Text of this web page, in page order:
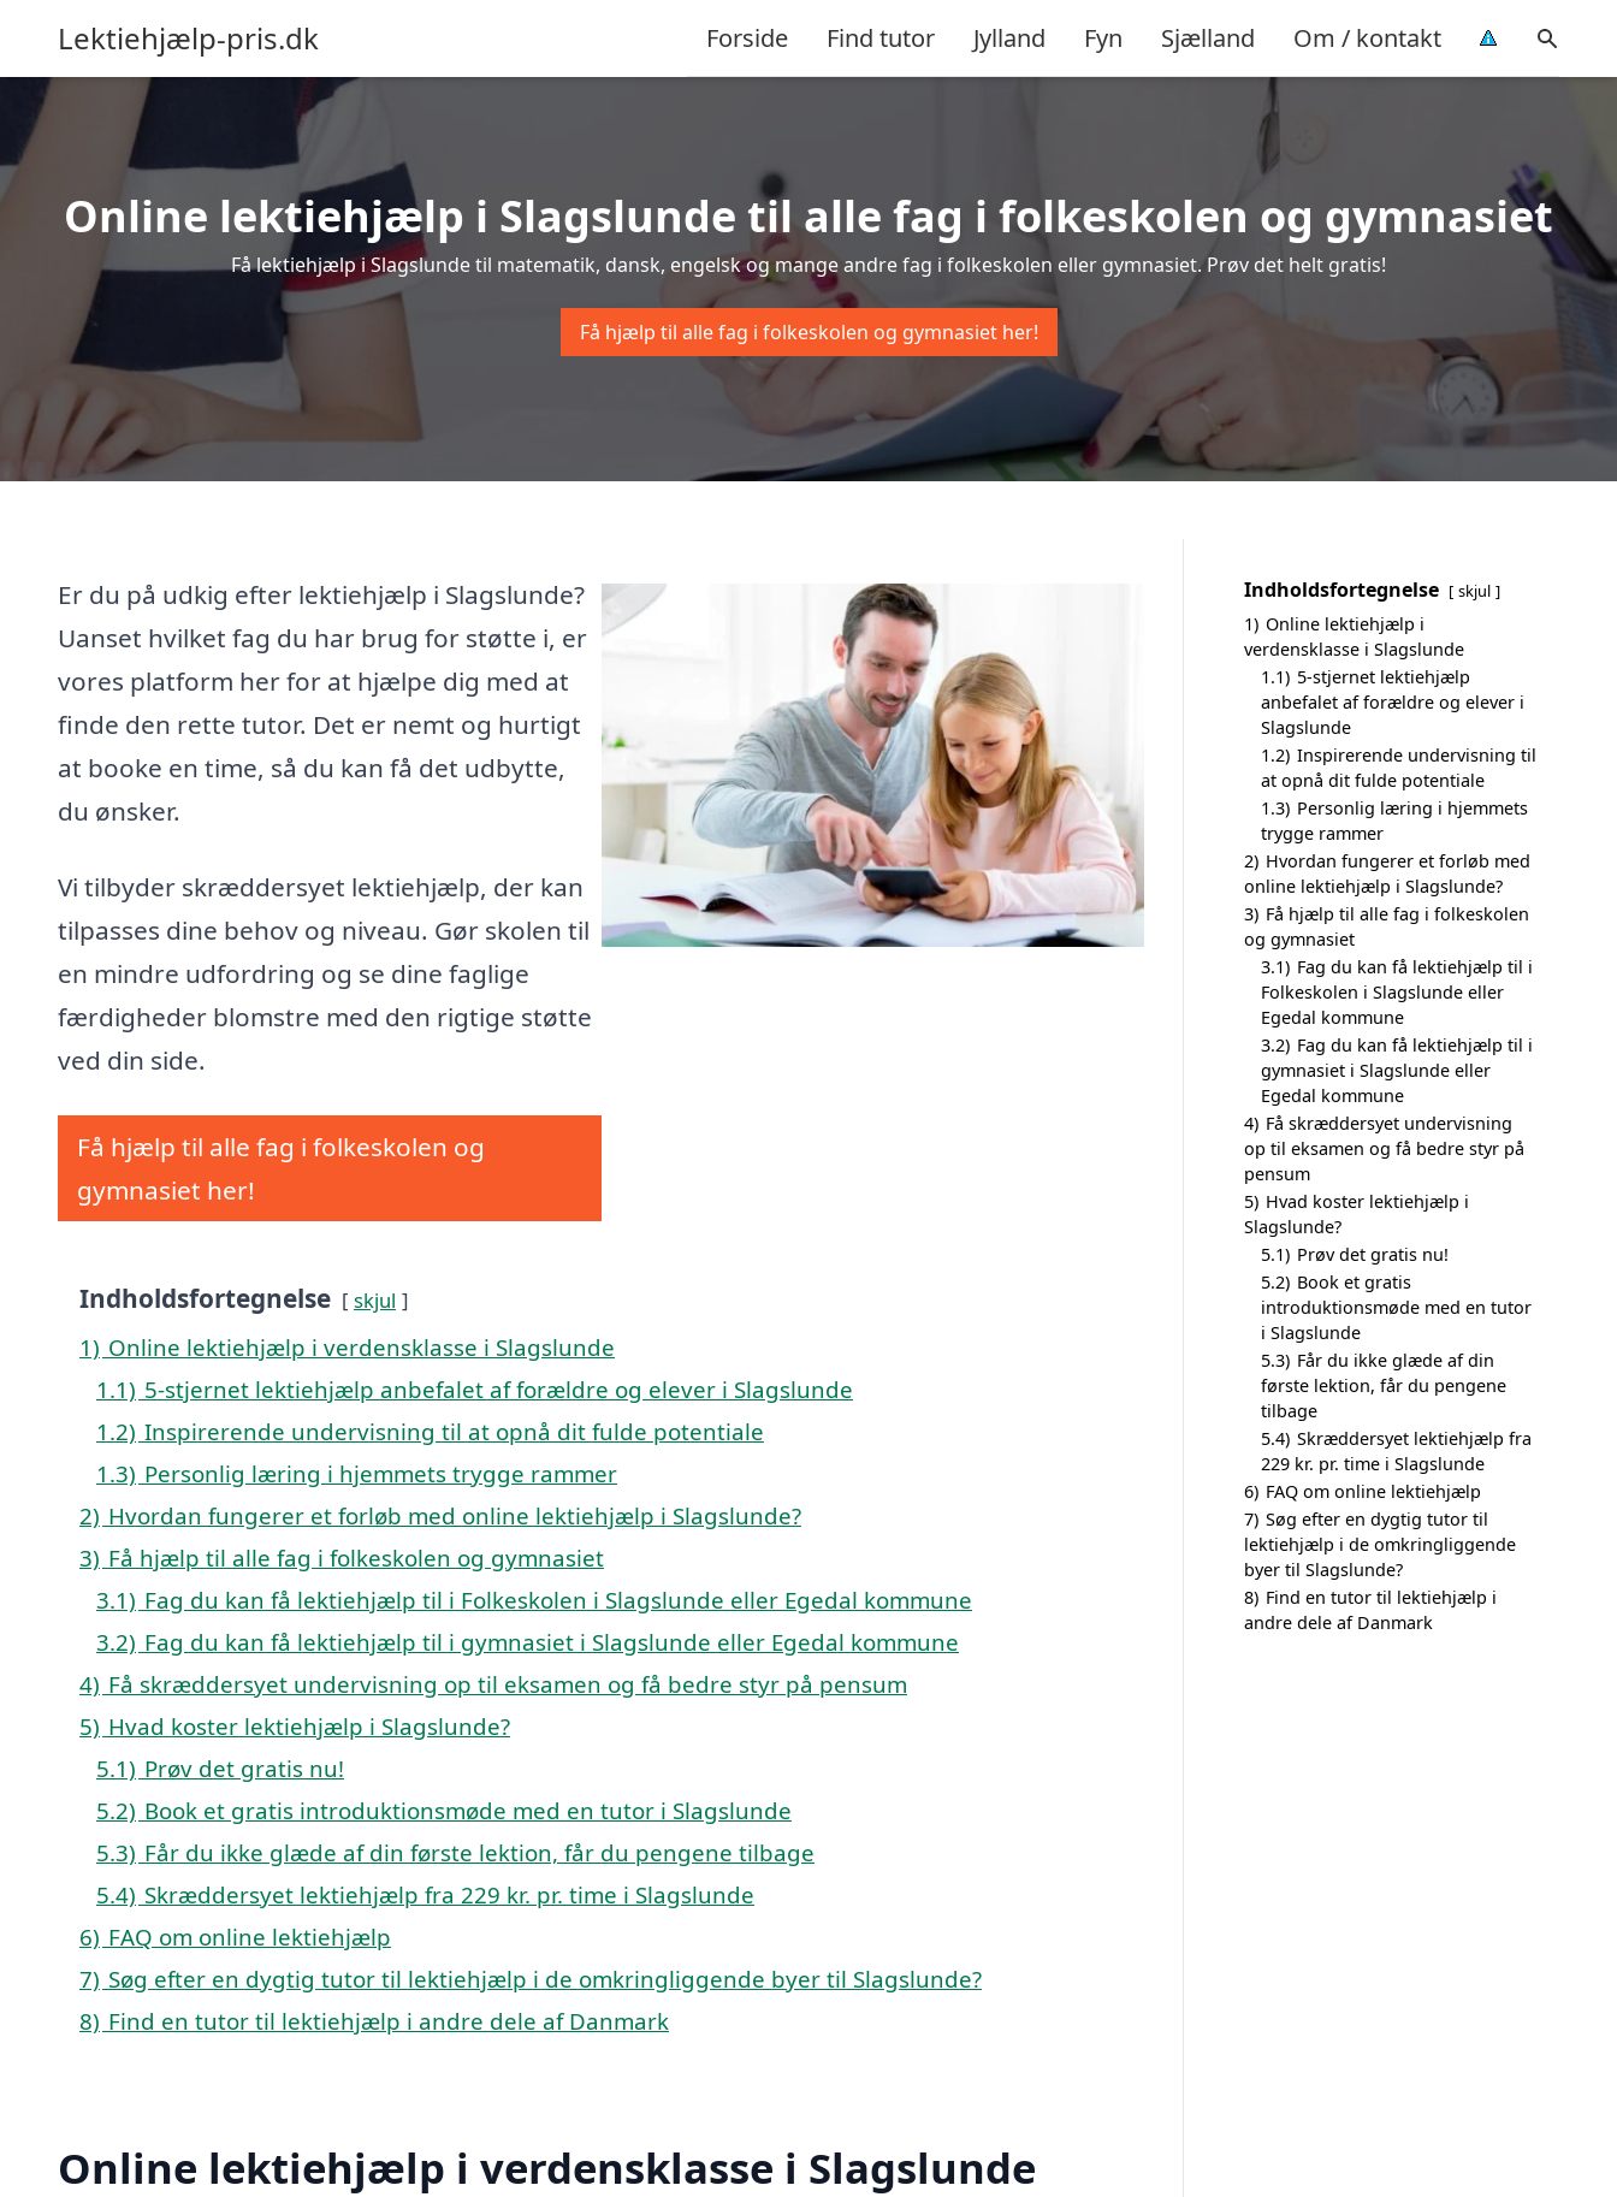
Lektiehjælp-pris.dk Forside Find tutor Jylland Fyn Sjælland Om / kontakt
Online lektiehjælp i Slagslunde til alle fag i folkeskolen og gymnasiet
Få lektiehjælp i Slagslunde til matematik, dansk, engelsk og mange andre fag i folkeskolen eller gymnasiet. Prøv det helt gratis!
Få hjælp til alle fag i folkeskolen og gymnasiet her!
Er du på udkig efter lektiehjælp i Slagslunde?
Uanset hvilket fag du har brug for støtte i, er
vores platform her for at hjælpe dig med at
finde den rette tutor. Det er nemt og hurtigt
at booke en time, så du kan få det udbytte,
du ønsker.
Vi tilbyder skræddersyet lektiehjælp, der kan
tilpasses dine behov og niveau. Gør skolen til
en mindre udfordring og se dine faglige
færdigheder blomstre med den rigtige støtte
ved din side.
Få hjælp til alle fag i folkeskolen og
gymnasiet her!
Indholdsfortegnelse skjul
1) Online lektiehjælp i verdensklasse i Slagslunde
1.1) 5-stjernet lektiehjælp anbefalet af forældre og elever i Slagslunde
1.2) Inspirerende undervisning til at opnå dit fulde potentiale
1.3) Personlig læring i hjemmets trygge rammer
2) Hvordan fungerer et forløb med online lektiehjælp i Slagslunde?
3) Få hjælp til alle fag i folkeskolen og gymnasiet
3.1) Fag du kan få lektiehjælp til i Folkeskolen i Slagslunde eller Egedal kommune
3.2) Fag du kan få lektiehjælp til i gymnasiet i Slagslunde eller Egedal kommune
4) Få skræddersyet undervisning op til eksamen og få bedre styr på pensum
5) Hvad koster lektiehjælp i Slagslunde?
5.1) Prøv det gratis nu!
5.2) Book et gratis introduktionsmøde med en tutor i Slagslunde
5.3) Får du ikke glæde af din første lektion, får du pengene tilbage
5.4) Skræddersyet lektiehjælp fra 229 kr. pr. time i Slagslunde
6) FAQ om online lektiehjælp
7) Søg efter en dygtig tutor til lektiehjælp i de omkringliggende byer til Slagslunde?
8) Find en tutor til lektiehjælp i andre dele af Danmark
Online lektiehjælp i verdensklasse i Slagslunde
Indholdsfortegnelse skjul
1) Online lektiehjælp i
verdensklasse i Slagslunde
1.1) 5-stjernet lektiehjælp
anbefalet af forældre og elever i
Slagslunde
1.2) Inspirerende undervisning til
at opnå dit fulde potentiale
1.3) Personlig læring i hjemmets
trygge rammer
2) Hvordan fungerer et forløb med
online lektiehjælp i Slagslunde?
3) Få hjælp til alle fag i folkeskolen
og gymnasiet
3.1) Fag du kan få lektiehjælp til i
Folkeskolen i Slagslunde eller
Egedal kommune
3.2) Fag du kan få lektiehjælp til i
gymnasiet i Slagslunde eller
Egedal kommune
4) Få skræddersyet undervisning
op til eksamen og få bedre styr på
pensum
5) Hvad koster lektiehjælp i
Slagslunde?
5.1) Prøv det gratis nu!
5.2) Book et gratis
introduktionsmøde med en tutor
i Slagslunde
5.3) Får du ikke glæde af din
første lektion, får du pengene
tilbage
5.4) Skræddersyet lektiehjælp fra
229 kr. pr. time i Slagslunde
6) FAQ om online lektiehjælp
7) Søg efter en dygtig tutor til
lektiehjælp i de omkringliggende
byer til Slagslunde?
8) Find en tutor til lektiehjælp i
andre dele af Danmark